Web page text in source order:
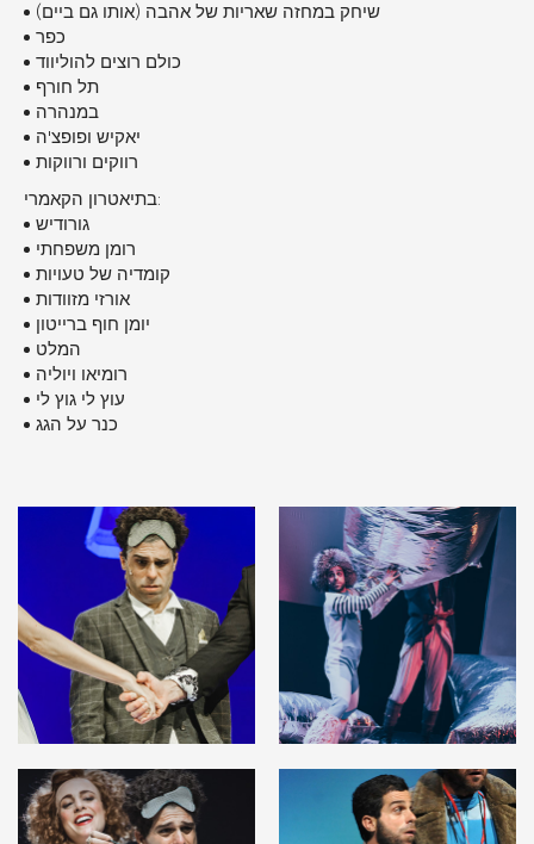
שיחק במחזה שאריות של אהבה (אותו גם ביים)
כפר
כולם רוצים להוליווד
תל חורף
במנהרה
יאקיש ופופצ'ה
רווקים ורווקות
בתיאטרון הקאמרי:
גורודיש
רומן משפחתי
קומדיה של טעויות
אורזי מזוודות
יומן חוף ברייטון
המלט
רומיאו ויוליה
עוץ לי גוץ לי
כנר על הגג
image
in
gallery